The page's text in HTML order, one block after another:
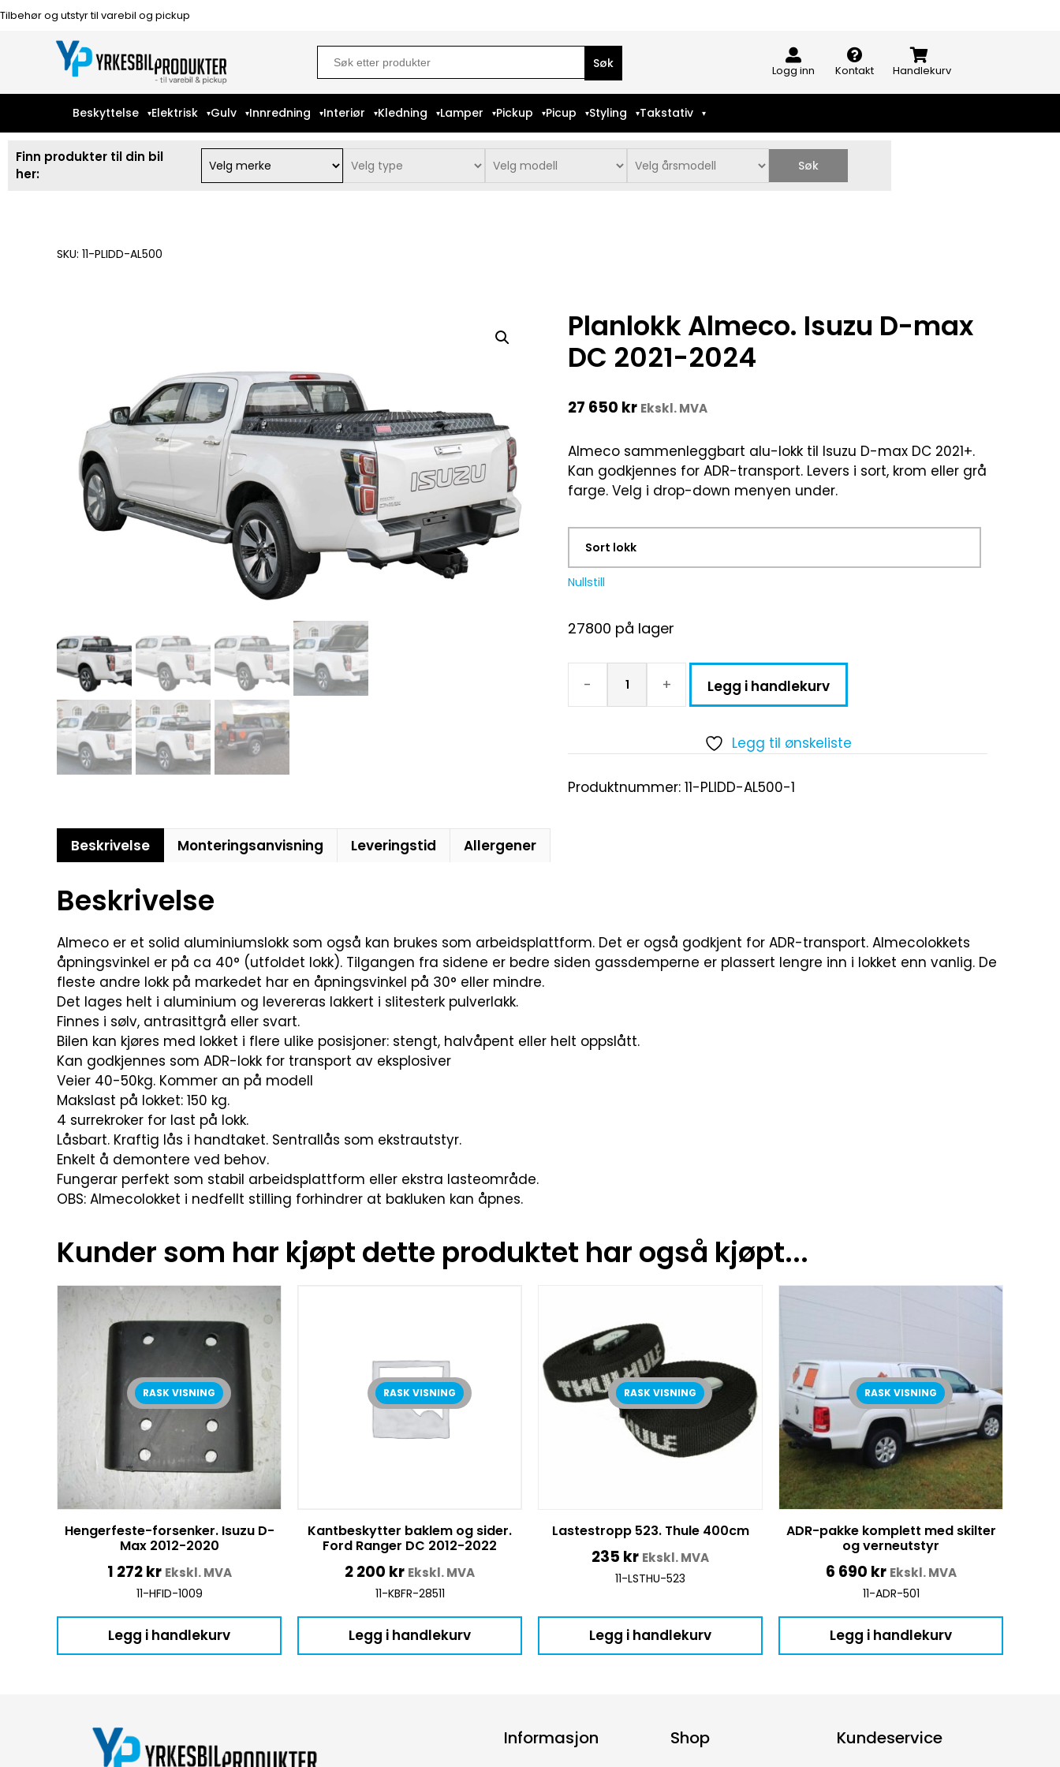
Tilbehør og utstyr til varebil og pickup
Search
for: Logg inn Kontakt Handlekurv
Beskyttelse Elektrisk Gulv Innredning Interiør Kledning Lamper Pickup Picup Styling Takstativ
Finn produkter til din bil
her:
Søk
SKU: 11-PLIDD-AL500
Planlokk Almeco. Isuzu D-max
DC 2021-2024
27 650 kr Ekskl. MVA
Almeco sammenleggbart alu-lokk til Isuzu D-max DC 2021+.
Kan godkjennes for ADR-transport. Levers i sort, krom eller grå
farge. Velg i drop-down menyen under.
Nullstill
27800 på lager
- + Legg i handlekurv
Legg til ønskeliste
Produktnummer: 11-PLIDD-AL500-1
Beskrivelse Monteringsanvisning Leveringstid Allergener
Beskrivelse
Almeco er et solid aluminiumslokk som også kan brukes som arbeidsplattform. Det er også godkjent for ADR-transport. Almecolokkets
åpningsvinkel er på ca 40° (utfoldet lokk). Tilgangen fra sidene er bedre siden gassdemperne er plassert lengre inn i lokket enn vanlig. De
fleste andre lokk på markedet har en åpningsvinkel på 30° eller mindre.
Det lages helt i aluminium og levereras lakkert i slitesterk pulverlakk.
Finnes i sølv, antrasittgrå eller svart.
Bilen kan kjøres med lokket i flere ulike posisjoner: stengt, halvåpent eller helt oppslått.
Kan godkjennes som ADR-lokk for transport av eksplosiver
Veier 40-50kg. Kommer an på modell
Makslast på lokket: 150 kg.
4 surrekroker for last på lokk.
Låsbart. Kraftig lås i handtaket. Sentrallås som ekstrautstyr.
Enkelt å demontere ved behov.
Fungerar perfekt som stabil arbeidsplattform eller ekstra lasteområde.
OBS: Almecolokket i nedfellt stilling forhindrer at bakluken kan åpnes.
Kunder som har kjøpt dette produktet har også kjøpt...
RASK VISNING
Hengerfeste-forsenker. Isuzu D-
Max 2012-2020
1 272kr Ekskl. MVA
11-HFID-1009
Legg i handlekurv
RASK VISNING
Kantbeskytter baklem og sider.
Ford Ranger DC 2012-2022
2 200 kr Ekskl. MVA
11-KBFR-28511
Legg i handlekurv
RASK VISNING
Lastestropp 523. Thule 400cm
235 kr Ekskl. MVA
11-LSTHU-523
Legg i handlekurv
RASK VISNING
ADR-pakke komplett med skilter
og verneutstyr
6 690 kr Ekskl. MVA
11-ADR-501
Legg i handlekurv
Informasjon Shop Kundeservice